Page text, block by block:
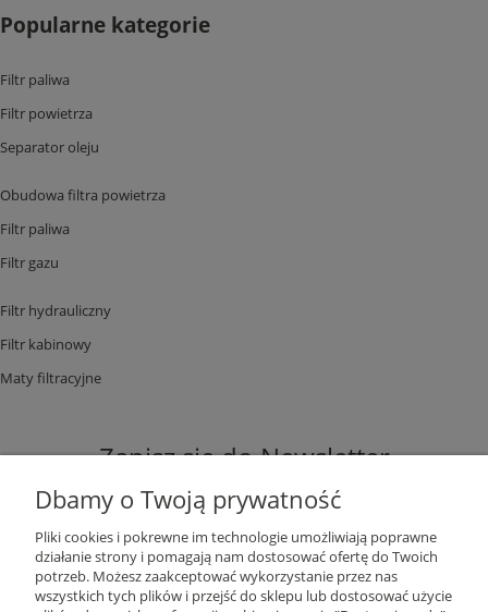
Popularne kategorie
Filtr paliwa
Filtr powietrza
Separator oleju
Obudowa filtra powietrza
Filtr paliwa
Filtr gazu
Filtr hydrauliczny
Filtr kabinowy
Maty filtracyjne
Zapisz się do Newsletter
ZAPISZ SIĘ
Dbamy o Twoją prywatność
Pliki cookies i pokrewne im technologie umożliwiają poprawne
działanie strony i pomagają nam dostosować ofertę do Twoich
potrzeb. Możesz zaakceptować wykorzystanie przez nas
wszystkich tych plików i przejść do sklepu lub dostosować użycie